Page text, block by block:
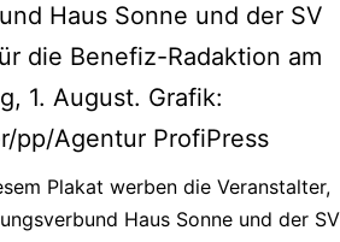
Plakat werben die Veranstalter,
Haus Sonne und der SV